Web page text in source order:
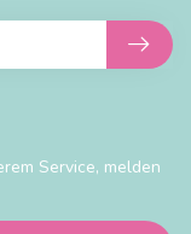
Service, melden